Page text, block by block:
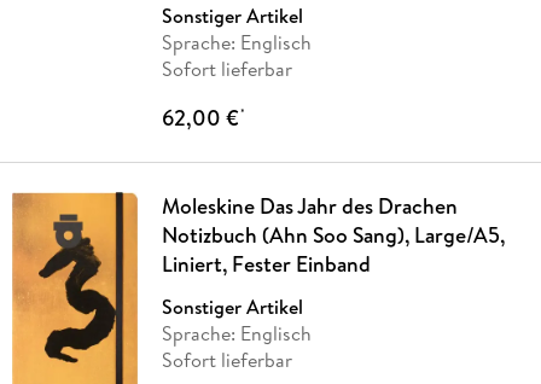
Sonstiger Artikel
Sprache: Englisch
Sofort lieferbar
62,00 €*
Moleskine Das Jahr des Drachen
Notizbuch (Ahn Soo Sang), Large/A5,
Liniert, Fester Einband
Sonstiger Artikel
Sprache: Englisch
Sofort lieferbar